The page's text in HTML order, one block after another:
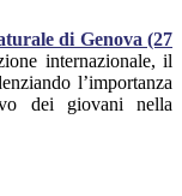
di Genova (27
internazionale, il
l’importanza
dei giovani nella